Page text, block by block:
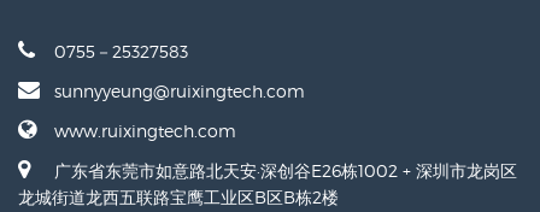
0755－25327583
sunnyyeung@ruixingtech.com
www.ruixingtech.com
广东省东莞市如意路北天安·深创谷E26栋1002 + 深圳市龙岗区
龙城街道龙西五联路宝鹰工业区B区B栋2楼